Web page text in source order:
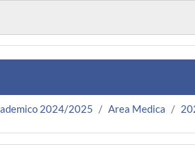
2024/2025 Area Medica